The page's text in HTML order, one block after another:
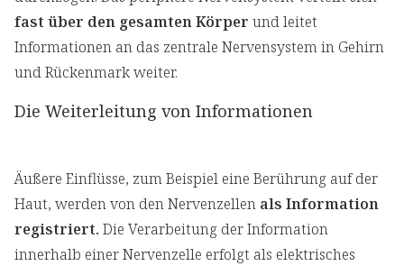
fast über den gesamten Körper und leitet
Informationen an das zentrale Nervensystem in Gehirn
und Rückenmark weiter.
Die Weiterleitung von Informationen
Äußere Einflüsse, zum Beispiel eine Berührung auf der
Haut, werden von den Nervenzellen als Information
registriert. Die Verarbeitung der Information
innerhalb einer Nervenzelle erfolgt als elektrisches